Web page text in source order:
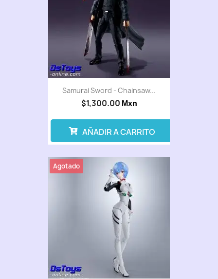
Samurai Sword - Chainsaw...
$1,300.00 Mxn
AÑADIR A CARRITO
Agotado